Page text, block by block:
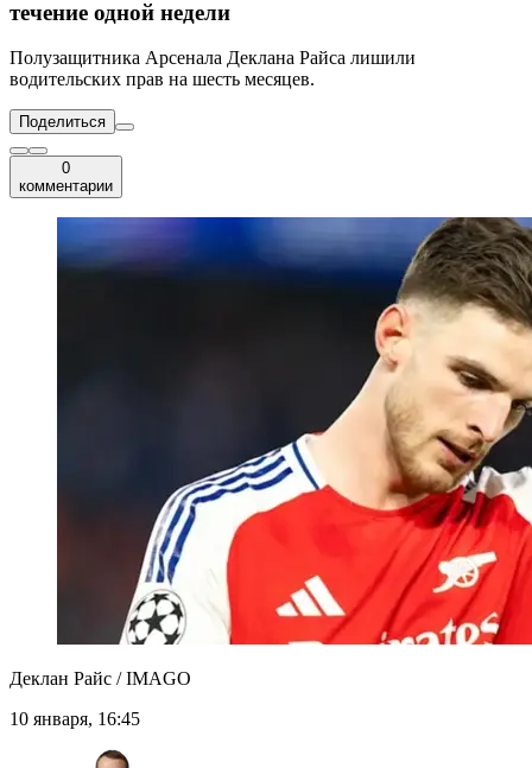
течение одной недели
Полузащитника Арсенала Деклана Райса лишили
водительских прав на шесть месяцев.
Поделиться
0
комментарии
Деклан Райс / IMAGO
10 января, 16:45